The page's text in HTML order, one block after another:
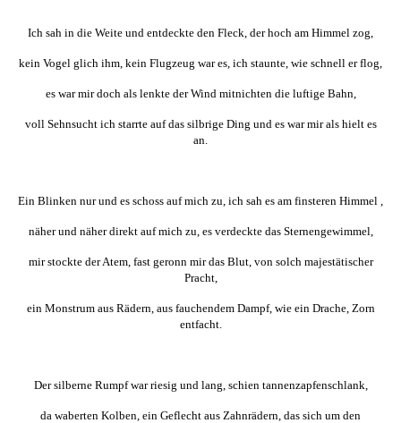
Ich sah in die Weite und entdeckte den Fleck, der hoch am Himmel zog,
kein Vogel glich ihm, kein Flugzeug war es, ich staunte, wie schnell er flog,
es war mir doch als lenkte der Wind mitnichten die luftige Bahn,
voll Sehnsucht ich starrte auf das silbrige Ding und es war mir als hielt es
an.
Ein Blinken nur und es schoss auf mich zu, ich sah es am finsteren Himmel ,
näher und näher direkt auf mich zu, es verdeckte das Sternengewimmel,
mir stockte der Atem, fast geronn mir das Blut, von solch majestätischer
Pracht,
ein Monstrum aus Rädern, aus fauchendem Dampf, wie ein Drache, Zorn
entfacht.
Der silberne Rumpf war riesig und lang, schien tannenzapfenschlank,
da waberten Kolben, ein Geflecht aus Zahnrädern, das sich um den